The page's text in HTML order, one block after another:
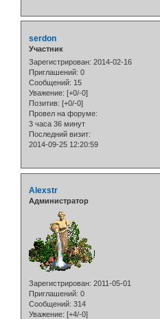
serdon
Участник
Зарегистрирован: 2014-02-16
Приглашений: 0
Сообщений: 15
Уважение: [+0/-0]
Позитив: [+0/-0]
Провел на форуме:
3 часа 36 минут
Последний визит:
2014-09-25 12:20:59
Alexstr
Администратор
Зарегистрирован: 2011-05-01
Приглашений: 0
Сообщений: 314
Уважение: [+4/-0]